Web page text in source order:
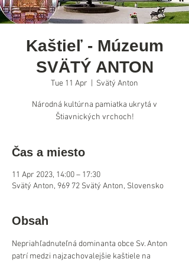
Kaštieľ - Múzeum
SVÄTÝ ANTON
Tue 11 Apr Svätý Anton
Národná kultúrna pamiatka ukrytá v
Štiavnických vrchoch!
Čas a miesto
11 Apr 2023, 14:00 – 17:30
Svätý Anton, 969 72 Svätý Anton, Slovensko
Obsah
Nepriahľadnuteľná dominanta obce Sv. Anton
patrí medzi najzachovalejšie kaštiele na